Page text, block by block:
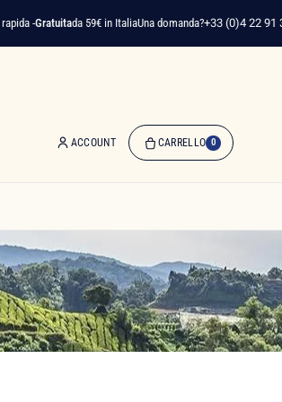
Gratuitada 59€ in Italia Una domanda?+33 (0)4 22 91 35 75
ACCOUNT CARRELLO 0
Mio
Carrello